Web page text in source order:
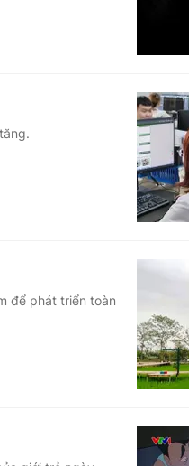
để phát triển toàn